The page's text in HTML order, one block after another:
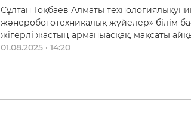
Сұлтан Тоқбаев Алматы
жәнеробототехникалық жүйелер» білім
жігерлі жастың арманыасқақ, мақсаты
01.08.2025 · 14:20